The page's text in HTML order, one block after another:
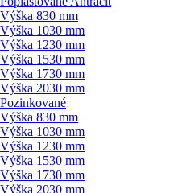
Výška 830 mm
Výška 1030 mm
Výška 1230 mm
Výška 1530 mm
Výška 1730 mm
Výška 2030 mm
Pozinkované
Výška 830 mm
Výška 1030 mm
Výška 1230 mm
Výška 1530 mm
Výška 1730 mm
Výška 2030 mm